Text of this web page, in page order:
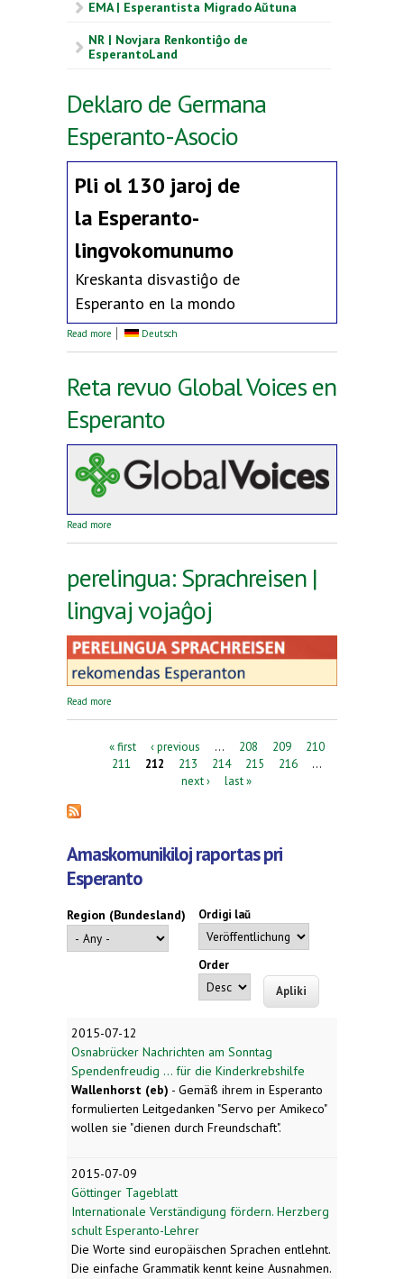
EMA | Esperantista Migrado Aŭtuna
NR | Novjara Renkontiĝo de
EsperantoLand
Deklaro de Germana
Esperanto-Asocio
Pli ol 130 jaroj de
la Esperanto-
lingvokomunumo
Kreskanta disvastiĝo de
Esperanto en la mondo
Read more about Deklaro de Germana Esperanto-Asocio
Deutsch
Reta revuo Global Voices en
Esperanto
Read more
perelingua: Sprachreisen |
lingvaj vojaĝoj
Read more
Pages« first ‹ previous … 208 209
210
211
212 213 214 215 216
…
next ›
last »
Amaskomunikiloj raportas pri
Esperanto
Region (Bundesland) Ordigi laŭ
Order
2015-07-12
Osnabrücker Nachrichten am Sonntag
Spendenfreudig ... für die Kinderkrebshilfe
Wallenhorst (eb) - Gemäß ihrem in Esperanto
formulierten Leitgedanken "Servo per Amikeco"
wollen sie "dienen durch Freundschaft".
2015-07-09
Göttinger Tageblatt
Internationale Verständigung fördern. Herzberg
schult Esperanto-Lehrer
Die Worte sind europäischen Sprachen entlehnt.
Die einfache Grammatik kennt keine Ausnahmen.